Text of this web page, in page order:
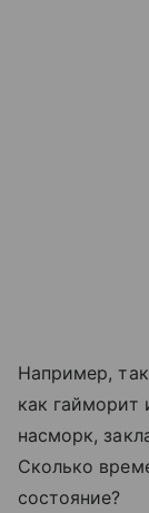
Например,
как гайморит
насморк,
Сколько
состояние?